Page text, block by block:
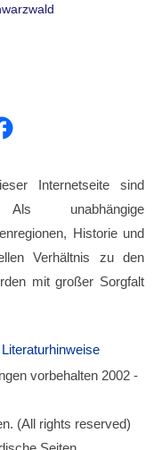
Internetseite sind
Als unabhängige
Historie und
Verhältnis zu den
mit großer Sorgfalt
Literaturhinweise
vorbehalten 2002 -
(All rights reserved)